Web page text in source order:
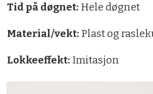
Tid på døgnet: Hele døgnet
Material/vekt: Plast og
Lokkeeffekt: Imitasjon